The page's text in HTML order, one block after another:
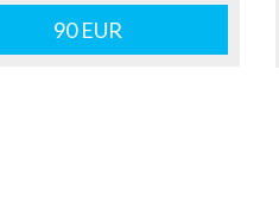
se nalazi na vuceru koji se
o smestaju ( broj sobe,
časova u određeni tip smeštaja
90EUR